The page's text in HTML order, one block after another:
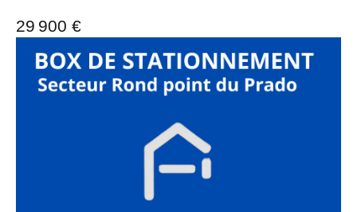
est équipé d'un arceau de sécurité. Charge : 7€:mois TF
54€ Pour toutes demandes d'informations, n'hésitez pas à
me contacter au 06 98 89 14 62. La présente annonce
immobilière a été rédigée sous la responsabilité
éditoriale de M. loonis gahel, mandataire indépendant en
du Réseau France Proprio immatriculé au RSAC de
Marseille sous le numéro 7953190/s17056393, titulaire
de la carte de démarchage immobilier pour le compte de
29 900 €